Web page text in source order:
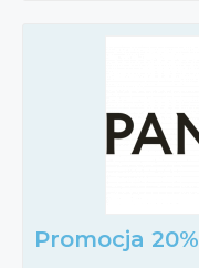
Promocja 20%